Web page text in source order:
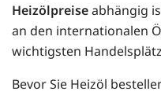
Heizölpreiseabhängig
an den internationalen
wichtigsten
Bevor Sie Heizöl